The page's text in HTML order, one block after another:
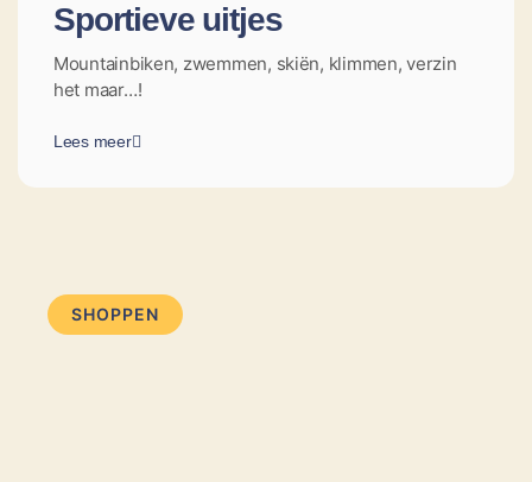
Sportieve uitjes
Mountainbiken, zwemmen, skiën, klimmen, verzin
het maar…!
Lees meer
SHOPPEN